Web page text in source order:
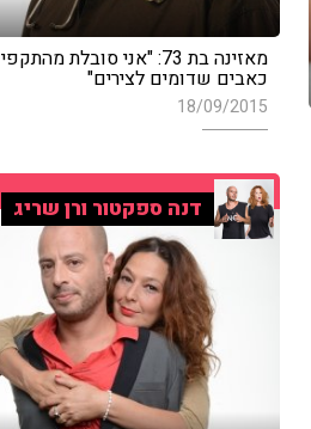
מאזינה בת 73: "אני סובלת מהתקפי
כאבים שדומים לצירים"
18/09/2015
דנה ספקטור ורן שריג